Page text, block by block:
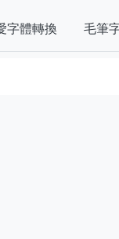
字體轉換 毛筆